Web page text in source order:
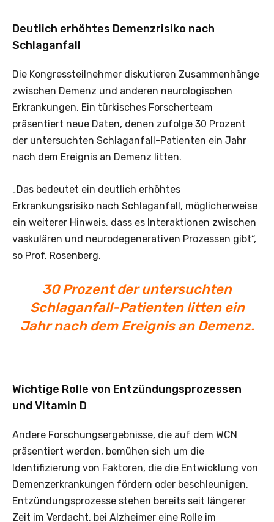
Deutlich erhöhtes Demenzrisiko nach
Schlaganfall
Die Kongressteilnehmer diskutieren Zusammenhänge
zwischen Demenz und anderen neurologischen
Erkrankungen. Ein türkisches Forscherteam
präsentiert neue Daten, denen zufolge 30 Prozent
der untersuchten Schlaganfall-Patienten ein Jahr
nach dem Ereignis an Demenz litten.
„Das bedeutet ein deutlich erhöhtes
Erkrankungsrisiko nach Schlaganfall, möglicherweise
ein weiterer Hinweis, dass es Interaktionen zwischen
vaskulären und neurodegenerativen Prozessen gibt“,
so Prof. Rosenberg.
30 Prozent der untersuchten
Schlaganfall-Patienten litten ein
Jahr nach dem Ereignis an Demenz.
Wichtige Rolle von Entzündungsprozessen
und Vitamin D
Andere Forschungsergebnisse, die auf dem WCN
präsentiert werden, bemühen sich um die
Identifizierung von Faktoren, die die Entwicklung von
Demenzerkrankungen fördern oder beschleunigen.
Entzündungsprozesse stehen bereits seit längerer
Zeit im Verdacht, bei Alzheimer eine Rolle im